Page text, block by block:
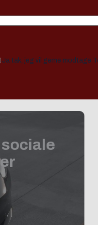
Ja tak, jeg vil gerne modtage
sociale